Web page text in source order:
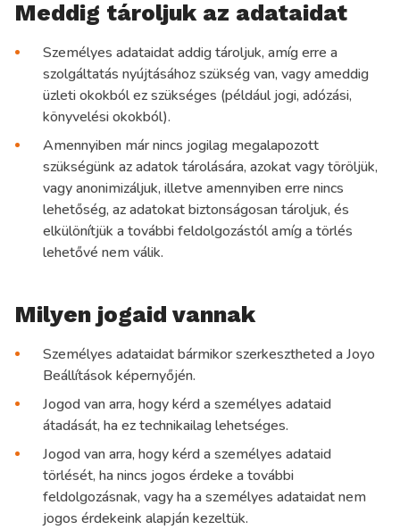
Meddig tároljuk az adataidat
Személyes adataidat addig tároljuk, amíg erre a
szolgáltatás nyújtásához szükség van, vagy ameddig
üzleti okokból ez szükséges (például jogi, adózási,
könyvelési okokból).
Amennyiben már nincs jogilag megalapozott
szükségünk az adatok tárolására, azokat vagy töröljük,
vagy anonimizáljuk, illetve amennyiben erre nincs
lehetőség, az adatokat biztonságosan tároljuk, és
elkülönítjük a további feldolgozástól amíg a törlés
lehetővé nem válik.
Milyen jogaid vannak
Személyes adataidat bármikor szerkesztheted a Joyo
Beállítások képernyőjén.
Jogod van arra, hogy kérd a személyes adataid
átadását, ha ez technikailag lehetséges.
Jogod van arra, hogy kérd a személyes adataid
törlését, ha nincs jogos érdeke a további
feldolgozásnak, vagy ha a személyes adataidat nem
jogos érdekeink alapján kezeltük.